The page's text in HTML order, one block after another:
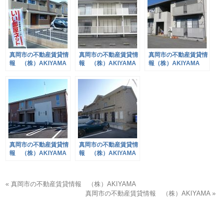
真岡市の不動産賃貸情
報 （株）AKIYAMA
真岡市の不動産賃貸情
報 （株）AKIYAMA
真岡市の不動産賃貸情
報（株）AKIYAMA
真岡市の不動産賃貸情
報 （株）AKIYAMA
真岡市の不動産賃貸情
報 （株）AKIYAMA
« 真岡市の不動産賃貸情報 （株）AKIYAMA
真岡市の不動産賃貸情報 （株）AKIYAMA »